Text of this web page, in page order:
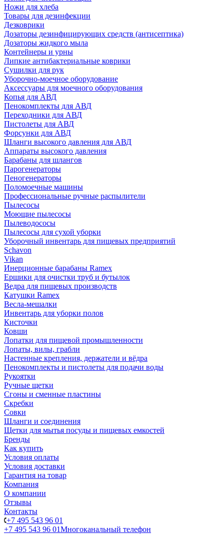
Ножи для хлеба
Товары для дезинфекции
Дезковрики
Дозаторы дезинфицирующих средств (антисептика)
Дозаторы жидкого мыла
Контейнеры и урны
Липкие антибактериальные коврики
Сушилки для рук
Уборочно-моечное оборудование
Аксессуары для моечного оборудования
Копья для АВД
Пенокомплекты для АВД
Переходники для АВД
Пистолеты для АВД
Форсунки для АВД
Шланги высокого давления для АВД
Аппараты высокого давления
Барабаны для шлангов
Парогенераторы
Пеногенераторы
Поломоечные машины
Профессиональные ручные распылители
Пылесосы
Моющие пылесосы
Пылеводососы
Пылесосы для сухой уборки
Уборочный инвентарь для пищевых предприятий
Schavon
Vikan
Инерционные барабаны Ramex
Ершики для очистки труб и бутылок
Ведра для пищевых производств
Катушки Ramex
Весла-мешалки
Инвентарь для уборки полов
Кисточки
Ковши
Лопатки для пищевой промышленности
Лопаты, вилы, грабли
Настенные крепления, держатели и вёдра
Пенокомплекты и пистолеты для подачи воды
Рукоятки
Ручные щетки
Сгоны и сменные пластины
Скребки
Совки
Шланги и соединения
Щетки для мытья посуды и пищевых емкостей
Бренды
Как купить
Условия оплаты
Условия доставки
Гарантия на товар
Компания
О компании
Отзывы
Контакты
+7 495 543 96 01
+7 495 543 96 01Многоканальный телефон